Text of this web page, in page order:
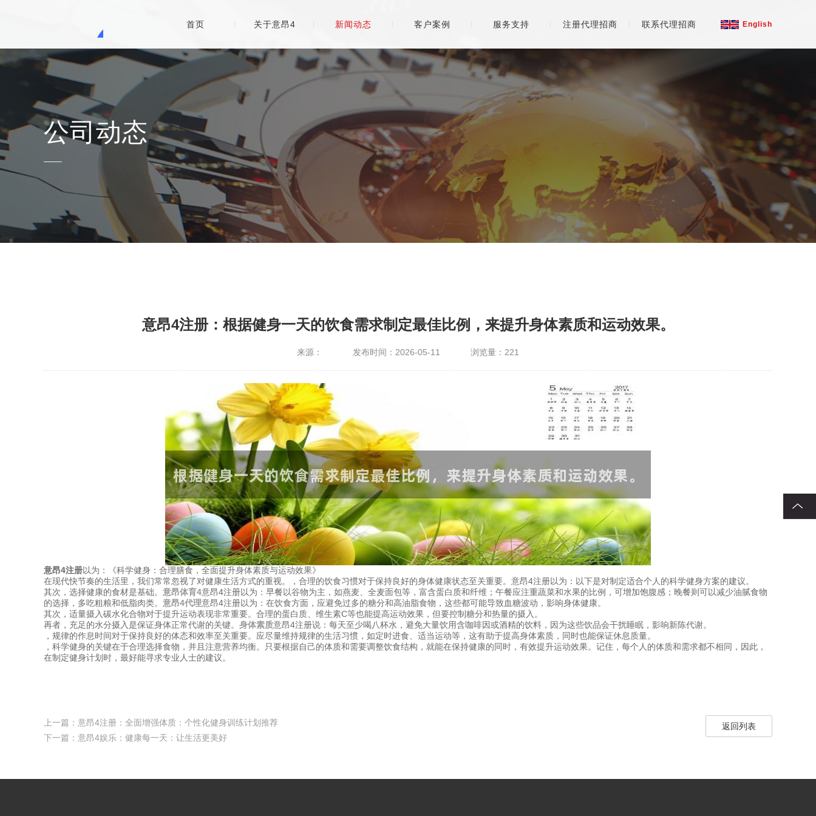
English
首页 关于意昂4 新闻动态 客户案例 服务支持 注册代理招商 联系代理招商
公司动态
意昂4注册：根据健身一天的饮食需求制定最佳比例，来提升身体素质和运动效果。
来源： 发布时间：2026-05-11 浏览量： 221
意昂4注册以为：《科学健身：合理膳食，全面提升身体素质与运动效果》
在现代快节奏的生活里，我们常常忽视了对健康生活方式的重视。，合理的饮食习惯对于保持良好的身体健康状态至关重要。意昂4注册以为：以下是对制定适合个人的科学健身方案的建议。
其次，选择健康的食材是基础。 意昂体育4意昂4注册以为：早餐以谷物为主，如燕麦、全麦面包等，富含蛋白质和纤维；午餐应注重蔬菜和水果的比例，可增加饱腹感；晚餐则可以减少油腻食物
的选择，多吃粗粮和低脂肉类。 意昂4代理意昂4注册以为：在饮食方面，应避免过多的糖分和高油脂食物，这些都可能导致血糖波动，影响身体健康。
其次，适量摄入碳水化合物对于提升运动表现非常重要。合理的蛋白质、维生素C等也能提高运动效果，但要控制糖分和热量的摄入。
再者，充足的水分摄入是保证身体正常代谢的关键。 身体素质意昂4注册说：每天至少喝八杯水，避免大量饮用含咖啡因或酒精的饮料，因为这些饮品会干扰睡眠，影响新陈代谢。
，规律的作息时间对于保持良好的体态和效率至关重要。应尽量维持规律的生活习惯，如定时进食、适当运动等，这有助于提高身体素质，同时也能保证休息质量。
，科学健身的关键在于合理选择食物，并且注意营养均衡。只要根据自己的体质和需要调整饮食结构，就能在保持健康的同时，有效提升运动效果。记住，每个人的体质和需求都不相同，因此，
在制定健身计划时，最好能寻求专业人士的建议。
上一篇： 意昂4注册：全面增强体质：个性化健身训练计划推荐
下一篇： 意昂4娱乐：健康每一天：让生活更美好
返回列表